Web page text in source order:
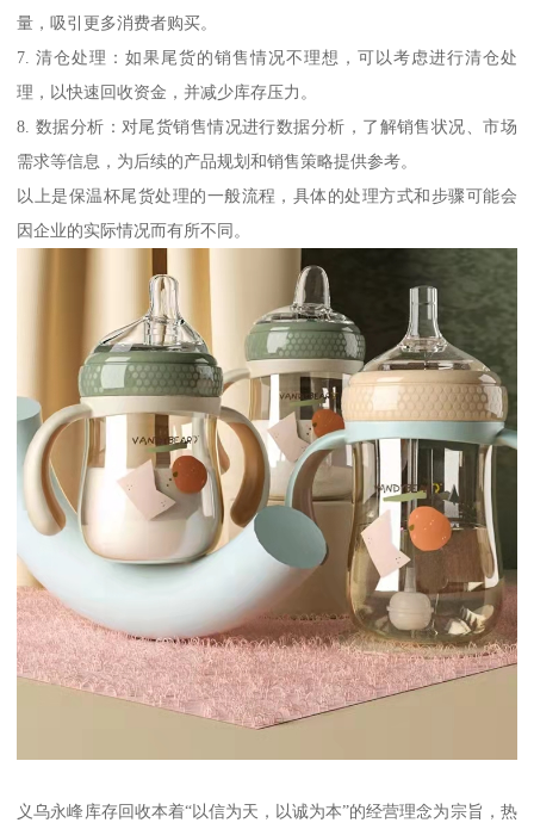
量，吸引更多消费者购买。
7. 清仓处理：如果尾货的销售情况不理想，可以考虑进行清仓处
理，以快速回收资金，并减少库存压力。
8. 数据分析：对尾货销售情况进行数据分析，了解销售状况、市场
需求等信息，为后续的产品规划和销售策略提供参考。
以上是保温杯尾货处理的一般流程，具体的处理方式和步骤可能会
因企业的实际情况而有所不同。
义乌永峰库存回收本着“以信为天，以诚为本”的经营理念为宗旨，热